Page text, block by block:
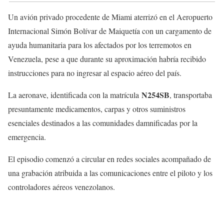
Un avión privado procedente de Miami aterrizó en el Aeropuerto
Internacional Simón Bolívar de Maiquetía con un cargamento de
ayuda humanitaria para los afectados por los terremotos en
Venezuela, pese a que durante su aproximación habría recibido
instrucciones para no ingresar al espacio aéreo del país.
La aeronave, identificada con la matrícula N254SB, transportaba
presuntamente medicamentos, carpas y otros suministros
esenciales destinados a las comunidades damnificadas por la
emergencia.
El episodio comenzó a circular en redes sociales acompañado de
una grabación atribuida a las comunicaciones entre el piloto y los
controladores aéreos venezolanos.